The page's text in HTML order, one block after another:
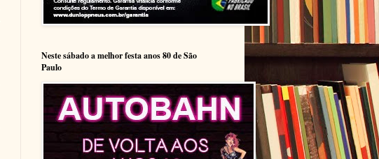
Neste sábado a melhor festa anos 80 de São
Paulo